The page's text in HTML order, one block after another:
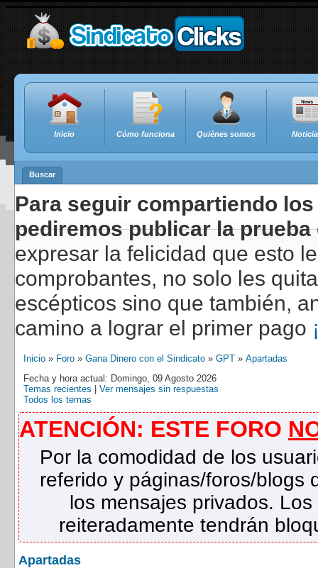
Inicio Cómo funciona Quiénes somos
Buscar
Para seguir compartiendo
pediremos publicar la
expresar la felicidad que esto
comprobantes, no solo les
escépticos sino que también,
camino a lograr el primer pago
Inicio » Foro » Gana Dinero con el Sindicato » GPT » Apartadas
Fecha y hora actual: Domingo, 09 Agosto 2026
Temas recientes
Ver mensajes sin respuestas
Todos los temas
ATENCIÓN: ESTE FORO
Por la comodidad de los
referido y páginas/foros/blogs
los mensajes privados.
reiteradamente tendrán
Apartadas